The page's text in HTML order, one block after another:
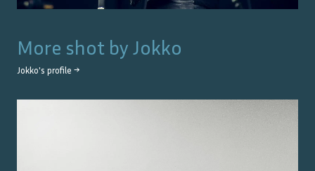
More shot by Jokko
Jokko's profile →